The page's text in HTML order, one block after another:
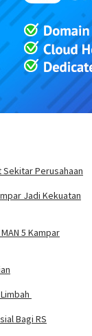
Sekitar Perusahaan
Jadi Kekuatan
5 Kampar
Bagi RS